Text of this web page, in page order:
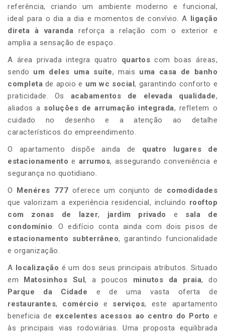
referência, criando um ambiente moderno e funcional,
ideal para o dia a dia e momentos de convívio. A
ligação
direta à varanda reforça a relação com o exterior e
amplia a sensação de espaço.
A área privada integra quatro quartos com boas áreas,
sendo um deles uma suíte, mais uma casa de banho
completa de apoio e um wc social, garantindo conforto e
praticidade. Os acabamentos de elevada qualidade,
aliados a soluções de arrumação integrada, refletem o
cuidado no desenho e a atenção ao detalhe
característicos do empreendimento.
O apartamento dispõe ainda de quatro lugares de
estacionamento e arrumos, assegurando conveniência e
segurança no quotidiano.
O
Menéres 777 oferece um conjunto de comodidades
que valorizam a experiência residencial, incluindo rooftop
com zonas de lazer, jardim privado e sala de
condomínio. O edifício conta ainda com dois pisos de
estacionamento subterrâneo, garantindo funcionalidade
e organização.
A
localização é um dos seus principais atributos. Situado
em
Matosinhos Sul , a poucos minutos da praia, do
Parque da Cidade e de uma vasta oferta de
restaurantes, comércioe serviços, este apartamento
beneficia de excelentes acessos ao centro do Porto e
às principais vias rodoviárias. Uma proposta equilibrada